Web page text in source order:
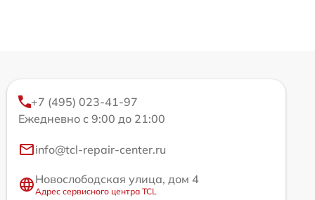
+7 (495) 023-41-97
Ежедневно с 9:00 до 21:00
info@tcl-repair-center.ru
Новослободская улица, дом 4
Адрес сервисного центра TCL